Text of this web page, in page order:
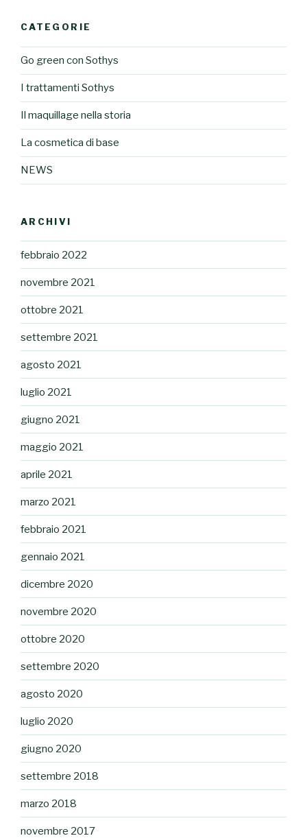
CATEGORIE
Go green con Sothys
I trattamenti Sothys
Il maquillage nella storia
La cosmetica di base
NEWS
ARCHIVI
febbraio 2022
novembre 2021
ottobre 2021
settembre 2021
agosto 2021
luglio 2021
giugno 2021
maggio 2021
aprile 2021
marzo 2021
febbraio 2021
gennaio 2021
dicembre 2020
novembre 2020
ottobre 2020
settembre 2020
agosto 2020
luglio 2020
giugno 2020
settembre 2018
marzo 2018
novembre 2017